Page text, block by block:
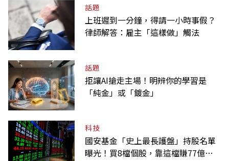
話題
上班遲到一分鐘，得請一小時事假？
律師解答：雇主「這樣做」觸法
話題
拒讓AI搶走主場！明辨你的學習是
「純金」或「鍍金」
科技
國安基金「史上最長護盤」持股名單
曝光！買8檔個股，靠這檔賺77億最